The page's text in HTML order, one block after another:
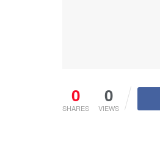
0
SHARES
0
VIEWS